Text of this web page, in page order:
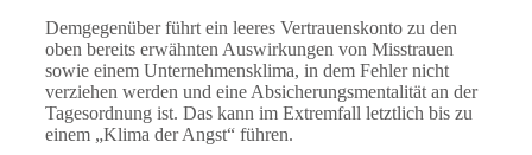
Demgegenüber führt ein leeres Vertrauenskonto zu den
oben bereits erwähnten Auswirkungen von Misstrauen
sowie einem Unternehmensklima, in dem Fehler nicht
verziehen werden und eine Absicherungsmentalität an der
Tagesordnung ist. Das kann im Extremfall letztlich bis zu
einem „Klima der Angst“ führen.